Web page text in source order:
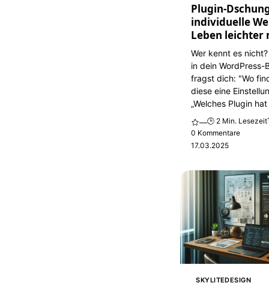
Plugin-
individuelle
Leben leichter
Wer kennt es
in dein WordPress-
fragst dich: "Wo
diese eine
„Welches Plugin
—🕒 2 Min. Lesezeit
0 Kommentare
17.03.2025
SKYLITEDESIGN